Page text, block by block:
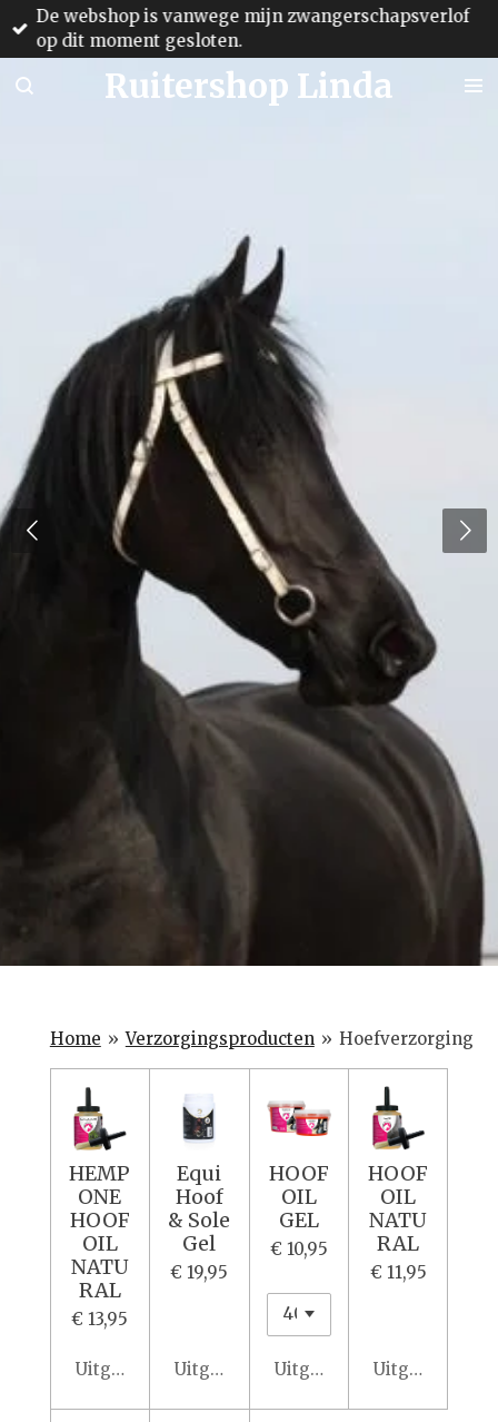
Ga
direct
de
Ruitershop Linda
De webshop is vanwege mijn zwangerschapsverlof
op dit moment gesloten.
Home » Verzorgingsproducten » Hoefverzorging
HEMP
ONE
HOOF
OIL
NATU
RAL
€ 13,95
Uitgeschakeld
Equi
Hoof
& Sole
Gel
€ 19,95
Uitgeschakeld
HOOF
OIL
GEL
€ 10,95
Uitgeschakeld
HOOF
OIL
NATU
RAL
€ 11,95
Uitgeschakeld